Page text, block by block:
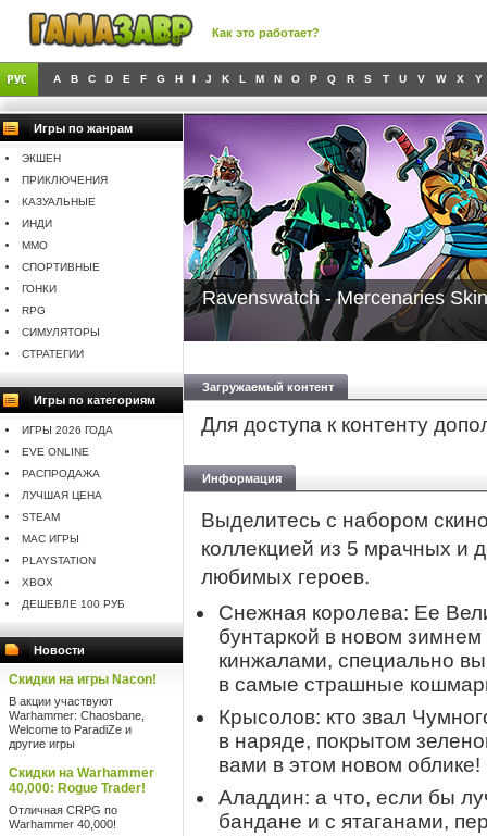
Как это работает?
A B C D E F G H I J K L M N O P Q R S T U V W X Y
Игры по жанрам
ЭКШЕН
ПРИКЛЮЧЕНИЯ
КАЗУАЛЬНЫЕ
ИНДИ
MMO
СПОРТИВНЫЕ
ГОНКИ
RPG
СИМУЛЯТОРЫ
СТРАТЕГИИ
Игры по категориям
ИГРЫ 2026 ГОДА
EVE ONLINE
РАСПРОДАЖА
ЛУЧШАЯ ЦЕНА
STEAM
MAC ИГРЫ
PLAYSTATION
XBOX
ДЕШЕВЛЕ 100 РУБ
Новости
Скидки на игры Nacon!
В акции участвуют
Warhammer: Chaosbane,
Welcome to ParadiZe и
другие игры
Скидки на Warhammer
40,000: Rogue Trader!
Отличная CRPG по
Warhammer 40,000!
Ravenswatch - Mercenaries
Загружаемый контент
Для доступа к контенту
Информация
Выделитесь с набором
коллекцией из 5 мрачных и
любимых героев.
Снежная королева: Ее
бунтаркой в новом
кинжалами, специально
в самые страшные
Крысолов: кто звал
в наряде, покрытом
вами в этом новом облике!
Аладдин: а что, если бы
бандане и с ятаганами,